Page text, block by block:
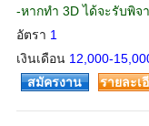
-หากทำ 3D ได้จะรับพิ
อัตรา 1
เงินเดือน 12,000-
สมัครงาน รายละเ